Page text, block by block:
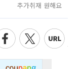
추가취재 원해요